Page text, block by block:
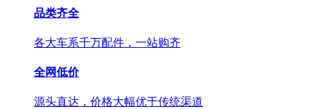
品类齐全
各大车系千万配件，一站购齐
全网低价
源头直达，价格大幅优于传统渠道